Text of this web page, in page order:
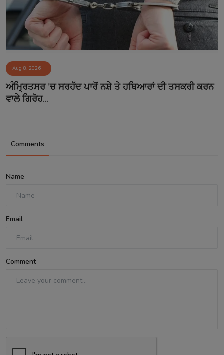
Aug 8, 2026
ਅੰਮ੍ਰਿਤਸਰ 'ਚ ਸਰਹੱਦ ਪਾਰੋਂ ਨਸ਼ੇ ਤੇ ਹਥਿਆਰਾਂ ਦੀ ਤਸਕਰੀ ਕਰਨ
ਵਾਲੇ ਗਿਰੋਹ...
Comments
Name
Email
Comment